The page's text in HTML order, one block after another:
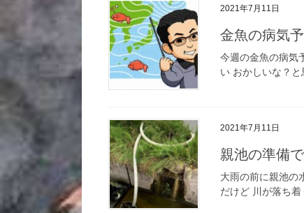
2021年7月11日
金魚の病気
今週の金魚の病気
い おかしいな？
2021年7月11日
親池の準備
大雨の前に親池
だけど 川が落ち